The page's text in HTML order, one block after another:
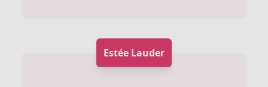
Estée Lauder